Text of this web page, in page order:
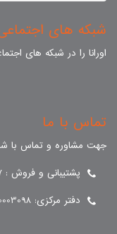
شبکه های
اورانا را در شبکه های
تماس با ما
جهت مشاوره و تماس با
پشتیبانی و فروش : 09302227377
دفتر مرکزی: 90003098